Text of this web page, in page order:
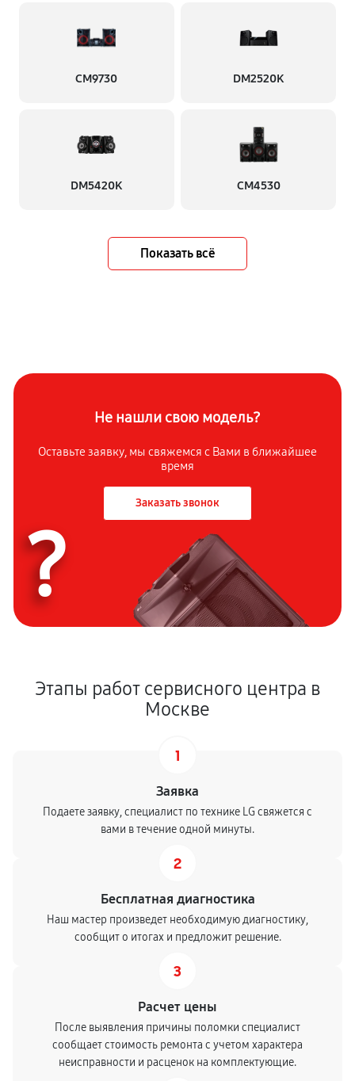
CM9730 DM2520K
DM5420K CM4530
Показать всё
Не нашли свою модель?
Оставьте заявку, мы свяжемся с Вами в ближайшее
время
Заказать звонок
?
Этапы работ сервисного центра в
Москве
1
Заявка
Подаете заявку, специалист по технике LG свяжется с
вами в течение одной минуты.
2
Бесплатная диагностика
Наш мастер произведет необходимую диагностику,
сообщит о итогах и предложит решение.
3
Расчет цены
После выявления причины поломки специалист
сообщает стоимость ремонта с учетом характера
неисправности и расценок на комплектующие.